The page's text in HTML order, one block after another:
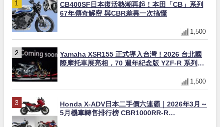
CB400SF日本復活熱潮再起！本田「CB」系列
67年傳奇解密 與CBR差異一次搞懂
1,500
Yamaha XSR155 正式導入台灣！2026 台北國
際摩托車展亮相，70 週年紀念版 YZF-R 系列限
1,500
Honda X-ADV日本二手價六連霸｜2026年3月～
5月機車轉售排行榜 CBR1000RR-R